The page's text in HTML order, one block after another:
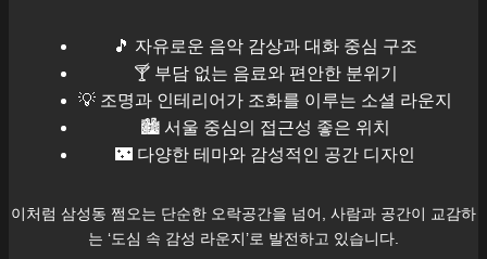
🎵 자유로운 음악 감상과 대화 중심 구조
🍸 부담 없는 음료와 편안한 분위기
💡 조명과 인테리어가 조화를 이루는 소셜 라운지
🏙️ 서울 중심의 접근성 좋은 위치
🌃 다양한 테마와 감성적인 공간 디자인
이처럼 삼성동 쩜오는 단순한 오락공간을 넘어, 사람과 공간이 교감하
는 ‘도심 속 감성 라운지’로 발전하고 있습니다.